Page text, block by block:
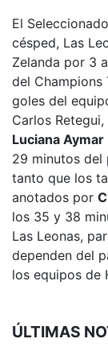
El
césped, Las
Zelanda por 3
del Champions
goles del
Carlos
Luciana Aymar
29 minutos del
tanto que los
anotados por
los 35 y 38
Las Leonas,
dependen del
los equipos de
ÚLTIMAS